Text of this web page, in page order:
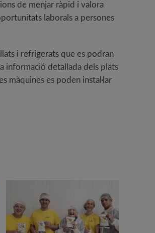
de menjar ràpid i valora
laborals a persones
i refrigerats que es podran
informació detallada dels plats
màquines es poden instal·lar